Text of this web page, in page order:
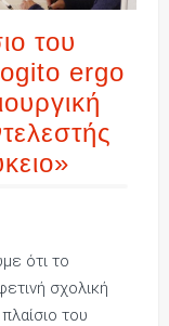
του
ergo
ότι το
σχολική
του